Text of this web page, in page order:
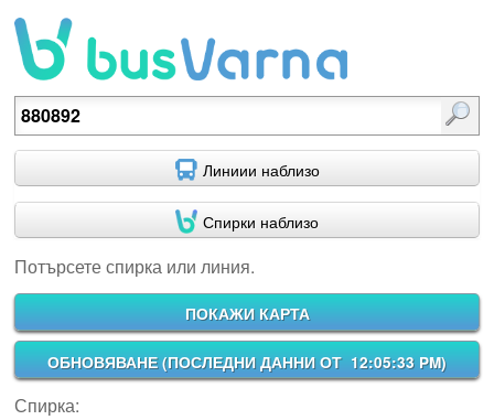
Потърсете спирка или линия.
Линиии наблизо
Спирки наблизо
Потърсете спирка или линия.
ПОКАЖИ КАРТА
ОБНОВЯВАНЕ (ПОСЛЕДНИ ДАННИ ОТ 12:05:33 PM)
Спирка: